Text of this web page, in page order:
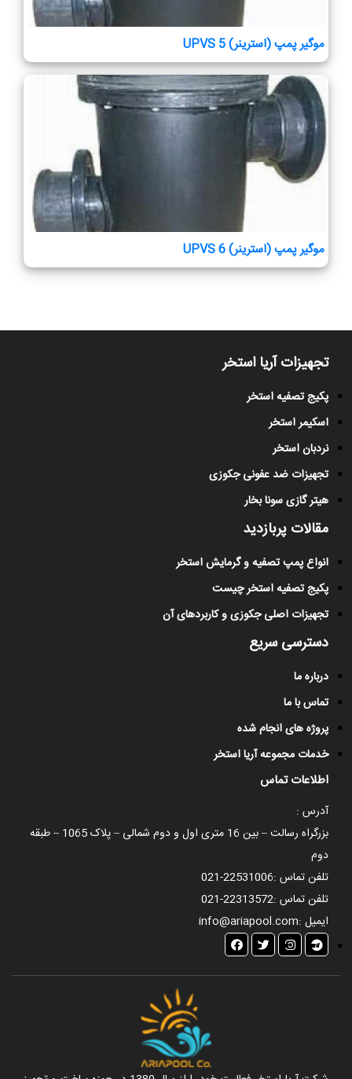
موگیر پمپ (استرینر) UPVS 5
موگیر پمپ (استرینر) UPVS 6
تجهیزات آریا استخر
پکیج تصفیه استخر
اسکیمر استخر
نردبان استخر
تجهیزات ضد عفونی جکوزی
هیتر گازی سونا بخار
مقالات پربازدید
انواع پمپ تصفیه و گرمایش استخر
پکیج تصفیه استخر چیست
تجهیزات اصلی جکوزی و کاربردهای آن
دسترسی سریع
درباره ما
تماس با ما
پروژه های انجام شده
خدمات مجموعه آریا استخر
اطلاعات تماس
آدرس :
بزرگراه رسالت – بین 16 متری اول و دوم شمالی – پلاک 1065 – طبقه
دوم
تلفن تماس :021-22531006
تلفن تماس :021-22313572
ایمیل :info@ariapool.com